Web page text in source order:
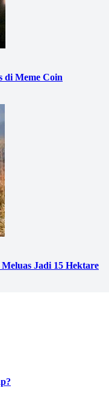
di Meme Coin
Jadi 15 Hektare